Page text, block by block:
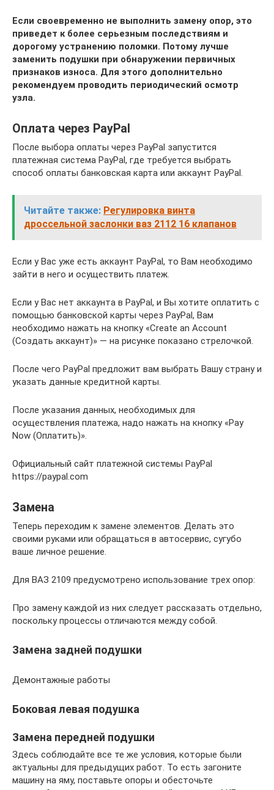
Если своевременно не выполнить замену опор, это
приведет к более серьезным последствиям и
дорогому устранению поломки. Потому лучше
заменить подушки при обнаружении первичных
признаков износа. Для этого дополнительно
рекомендуем проводить периодический осмотр
узла.
Оплата через PayPal
После выбора оплаты через PayPal запустится
платежная система PayPal, где требуется выбрать
способ оплаты банковская карта или аккаунт PayPal.
Читайте также: Регулировка винта
дроссельной заслонки ваз 2112 16 клапанов
Если у Вас уже есть аккаунт PayPal, то Вам необходимо
зайти в него и осуществить платеж.
Если у Вас нет аккаунта в PayPal, и Вы хотите оплатить с
помощью банковской карты через PayPal, Вам
необходимо нажать на кнопку «Create an Account
(Создать аккаунт)» — на рисунке показано стрелочкой.
После чего PayPal предложит вам выбрать Вашу страну и
указать данные кредитной карты.
После указания данных, необходимых для
осуществления платежа, надо нажать на кнопку «Pay
Now (Оплатить)».
Официальный сайт платежной системы PayPal
https://paypal.com
Замена
Теперь переходим к замене элементов. Делать это
своими руками или обращаться в автосервис, сугубо
ваше личное решение.
Для ВАЗ 2109 предусмотрено использование трех опор:
Про замену каждой из них следует рассказать отдельно,
поскольку процессы отличаются между собой.
Замена задней подушки
Демонтажные работы
Боковая левая подушка
Замена передней подушки
Здесь соблюдайте все те же условия, которые были
актуальны для предыдущих работ. То есть загоните
машину на яму, поставьте опоры и обесточьте